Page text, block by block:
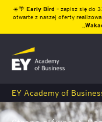
☀️🌴 Early Bird – zapisz się do
otwarte z naszej oferty
EY Academy of